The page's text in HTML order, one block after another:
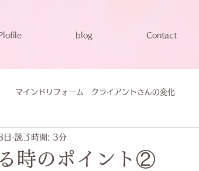
blog Contact
マインドリフォーム クライアントさんの変化
時のポイント②
読了時間: 3分